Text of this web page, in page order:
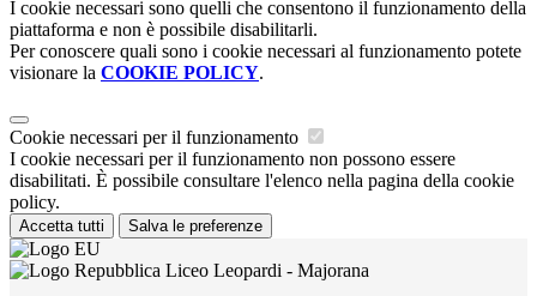
I cookie necessari sono quelli che consentono il funzionamento della
piattaforma e non è possibile disabilitarli.
Per conoscere quali sono i cookie necessari al funzionamento potete
visionare la COOKIE POLICY.
Cookie necessari per il funzionamento
I cookie necessari per il funzionamento non possono essere
disabilitati. È possibile consultare l'elenco nella pagina della cookie
policy.
Accetta tutti Salva le preferenze
Liceo Leopardi - Majorana